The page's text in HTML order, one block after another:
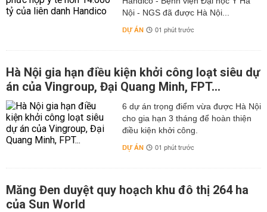
Nội - NGS đã được Hà Nội...
DỰ ÁN 01 phút trước
Hà Nội gia hạn điều kiện khởi công loạt siêu dự
án của Vingroup, Đại Quang Minh, FPT...
6 dự án trọng điểm vừa được Hà Nội
cho gia hạn 3 tháng để hoàn thiện
điều kiện khởi công.
DỰ ÁN 01 phút trước
Măng Đen duyệt quy hoạch khu đô thị 264 ha
của Sun World